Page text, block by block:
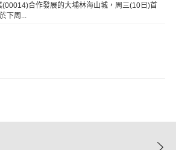
(00014)合作發展的大埔林海山城，周三(10日)首
下周...